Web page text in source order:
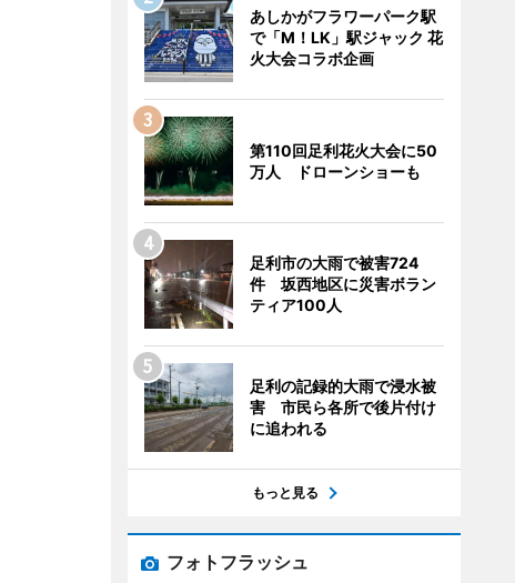
あしかがフラワーパーク駅
で「M！LK」駅ジャック 花
火大会コラボ企画
第110回足利花火大会に50
万人 ドローンショーも
足利市の大雨で被害724
件 坂西地区に災害ボラン
ティア100人
足利の記録的大雨で浸水被
害 市民ら各所で後片付け
に追われる
もっと見る
フォトフラッシュ